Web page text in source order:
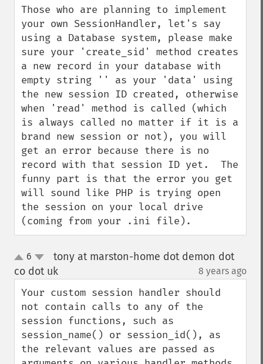
Those who are planning to implement
your own SessionHandler, let's say
using a Database system, please make
sure your 'create_sid' method creates
a new record in your database with
empty string '' as your 'data' using
the new session ID created, otherwise
when 'read' method is called (which
is always called no matter if it is a
brand new session or not), you will
get an error because there is no
record with that session ID yet.  The
funny part is that the error you get
will sound like PHP is trying open
the session on your local drive
(coming from your .ini file).
up
down
6
tony at marston-home dot demon dot
co dot uk
8 years ago
Your custom session handler should
not contain calls to any of the
session functions, such as
session_name() or session_id(), as
the relevant values are passed as